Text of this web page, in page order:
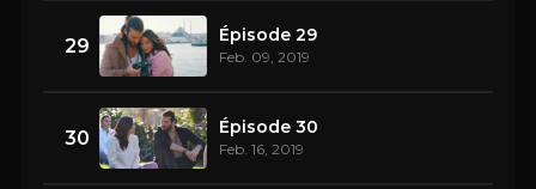
29 Épisode 29
Feb. 09, 2019
30 Épisode 30
Feb. 16, 2019